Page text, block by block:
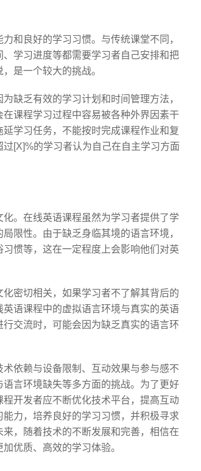
和良好的学习习惯。与传统课堂不同，
学习进度等都需要学习者自己安排和把
是一个较大的挑战。
缺乏有效的学习计划和时间管理方法，
课程学习过程中容易被各种外界因素干
学习任务，不能按时完成课程作业和复
[X]%的学习者认为自己在自主学习方面
。在线英语课程虽然为学习者提供了学
限性。由于缺乏身临其境的语言环境，
惯等，这在一定程度上会影响他们对英
密切相关，如果学习者不了解其背后的
语课程中的虚拟语言环境与真实的英语
交流时，可能会因为缺乏真实的语言环
依赖与设备限制、互动效果与参与感不
言环境缺失等多方面的挑战。为了更好
开发者应不断优化技术平台，提高互动
力，培养良好的学习习惯，并积极寻求
，随着技术的不断发展和完善，相信在
优质、高效的学习体验。